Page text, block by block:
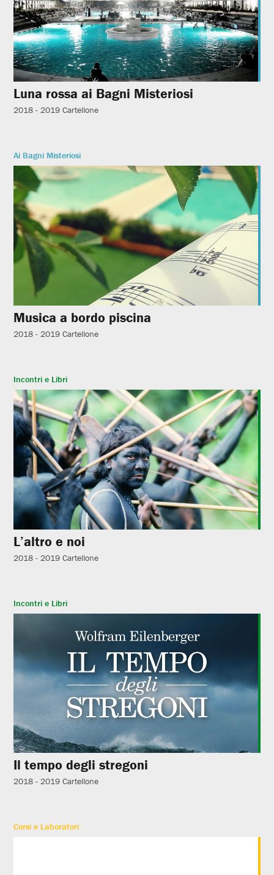
Luna rossa ai Bagni Misteriosi
2018 - 2019 Cartellone
Ai Bagni Misteriosi
Musica a bordo piscina
2018 - 2019 Cartellone
Incontri e Libri
L’altro e noi
2018 - 2019 Cartellone
Incontri e Libri
Il tempo degli stregoni
2018 - 2019 Cartellone
Corsi e Laboratori